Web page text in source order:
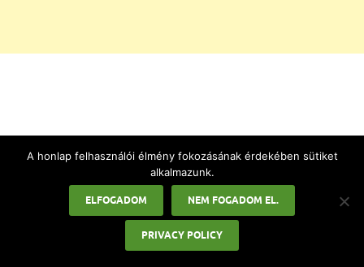
LEGOLVASOTTABB CIKKEK
Hány nap van karácsonyig? 2026
Házassági évforduló idézetek
Hány nap van a nyári szünetig 2024?
A honlap felhasználói élmény fokozásának érdekében sütiket
alkalmazunk.
ELFOGADOM NEM FOGADOM EL.
PRIVACY POLICY